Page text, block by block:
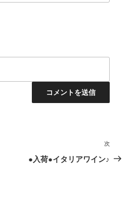
次
の
次
●入荷●イタリアワイン♪